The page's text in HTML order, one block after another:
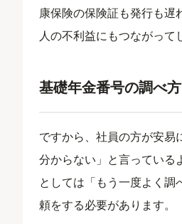
康保険の保険証も発行も遅
人の不利益にもつながって
基礎年金番号の調べ方
ですから、社員の方が安易
分からない」と言っている
としては「もう一度よく調
頼をする必要があります。